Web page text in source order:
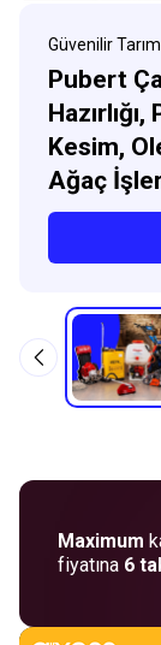
Güvenilir
Pubert
Kesim,
Ağaç
Maximum
fiyatına 6